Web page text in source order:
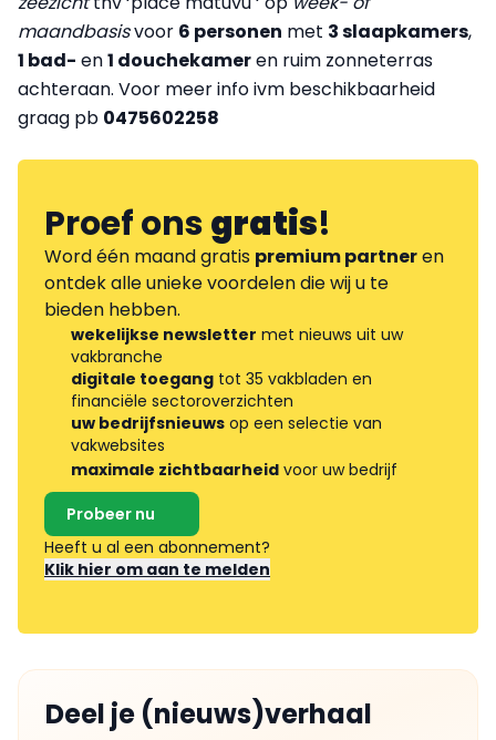
maandbasisvoor 6 personen met 3 slaapkamers,
1 bad- en1 douchekameren ruim zonneterras
achteraan. Voor meer info ivm beschikbaarheid
graag pb 0475602258
Proef onsgratis!
Word één maand gratis premium partneren
ontdek alle unieke voordelen die wij u te
bieden hebben.
wekelijkse newsletter met nieuws uit uw
vakbranche
digitale toegang tot 35 vakbladen en
financiële sectoroverzichten
uw bedrijfsnieuws op een selectie van
vakwebsites
maximale zichtbaarheid voor uw bedrijf
Probeer nu
Heeft u al een abonnement?
Klik hier om aan te melden
Deel je (nieuws)verhaal